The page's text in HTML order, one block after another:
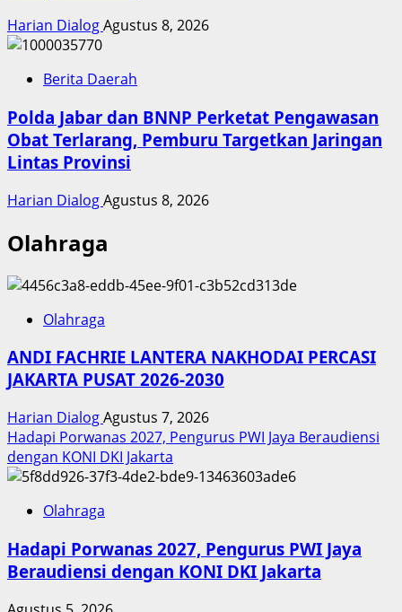
Harian DialogAgustus 8, 2026
Berita Daerah
Polda Jabar dan BNNP Perketat Pengawasan
Obat Terlarang, Pemburu Targetkan Jaringan
Lintas Provinsi
Harian DialogAgustus 8, 2026
Olahraga
Olahraga
ANDI FACHRIE LANTERA NAKHODAI PERCASI
JAKARTA PUSAT 2026-2030
Harian DialogAgustus 7, 2026
Hadapi Porwanas 2027, Pengurus PWI Jaya Beraudiensi
dengan KONI DKI Jakarta
Olahraga
Hadapi Porwanas 2027, Pengurus PWI Jaya
Beraudiensi dengan KONI DKI Jakarta